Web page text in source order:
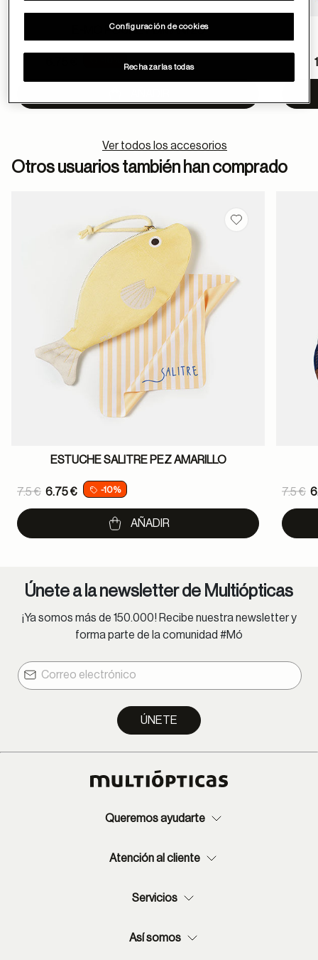
E-MO POCKET BIMANI 23
Price reduced from
to to
Ver todos los accesorios
Otros usuarios también han comprado
Guardar en
ESTUCHE SALITRE PEZ AMARILLO
Price reduced from
7.5 €
to
6.75 € -10%
AÑADIR
7.5 €
to
Únete a la newsletter de Multiópticas
¡Ya somos más de 150.000! Recibe nuestra newsletter y
forma parte de la comunidad #Mó
ÚNETE
Queremos ayudarte
Atención al cliente
Servicios
Así somos
Configuración de cookies
Rechazarlas todas